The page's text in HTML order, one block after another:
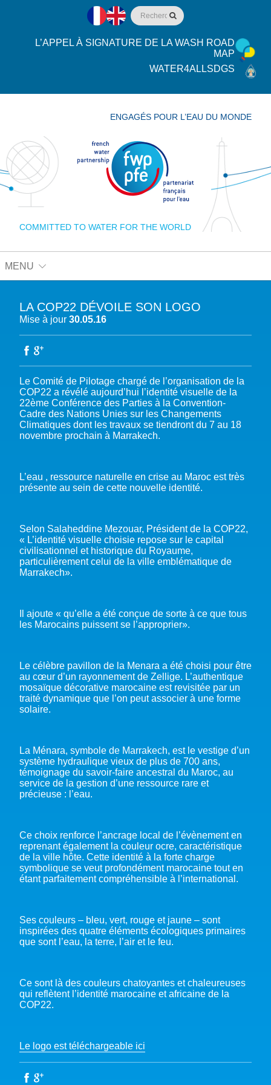
L’APPEL À SIGNATURE DE LA WASH ROAD
MAP
WATER4ALLSDGS
COMMITTED TO WATER FOR THE WORLD
ENGAGÉS POUR L’EAU DU MONDE
MENU
A PROPOS DU PFE
NOTRE VISION
LES MEMBRES DU PFE
RÈGLEMENT DES COTISATIONS DES MEMBRES
DEVENIR MEMBRE
NOTRE GOUVERNANCE
NOTRE SECRÉTARIAT
L’EAU DANS LES OBJECTIFS DU DÉVELOPPEMENT DURABLE (ODD)
EAU & CLIMAT
BIODIVERSITÉ AQUATIQUE ET SOLUTIONS FONDÉES SUR LA NATURE
ACCÈS À LA WASH DANS LES CONTEXTES DE CRISES ET FRAGILITÉS
WASH ROAD MAP
EAUX, SOLS, AGROÉCOLOGIE ET SÉCURITÉ ALIMENTAIRE
NOS PRODUCTIONS
ÉVÉNEMENTS
COP29 CLIMAT – BAKOU 2024
FORUM URBAIN MONDIAL – LE CAIRE 2024
COP28 CLIMAT – DUBAÏ 2023
PRESSE
LA COP22 DÉVOILE SON LOGO
Mise à jour 30.05.16
Le Comité de Pilotage chargé de l’organisation de la
COP22 a révélé aujourd’hui l’identité visuelle de la
22ème Conférence des Parties à la Convention-
Cadre des Nations Unies sur les Changements
Climatiques dont les travaux se tiendront du 7 au 18
novembre prochain à Marrakech.
L’eau , ressource naturelle en crise au Maroc est très
présente au sein de cette nouvelle identité.
Selon Salaheddine Mezouar, Président de la COP22,
« L’identité visuelle choisie repose sur le capital
civilisationnel et historique du Royaume,
particulièrement celui de la ville emblématique de
Marrakech».
Il ajoute « qu’elle a été conçue de sorte à ce que tous
les Marocains puissent se l’approprier».
Le célèbre pavillon de la Menara a été choisi pour être
au cœur d’un rayonnement de Zellige. L’authentique
mosaïque décorative marocaine est revisitée par un
traité dynamique que l’on peut associer à une forme
solaire.
La Ménara, symbole de Marrakech, est le vestige d’un
système hydraulique vieux de plus de 700 ans,
témoignage du savoir-faire ancestral du Maroc, au
service de la gestion d’une ressource rare et
précieuse : l’eau.
Ce choix renforce l’ancrage local de l’évènement en
reprenant également la couleur ocre, caractéristique
de la ville hôte. Cette identité à la forte charge
symbolique se veut profondément marocaine tout en
étant parfaitement compréhensible à l’international.
Ses couleurs – bleu, vert, rouge et jaune – sont
inspirées des quatre éléments écologiques primaires
que sont l’eau, la terre, l’air et le feu.
Ce sont là des couleurs chatoyantes et chaleureuses
qui reflètent l’identité marocaine et africaine de la
COP22.
Le logo est téléchargeable ici